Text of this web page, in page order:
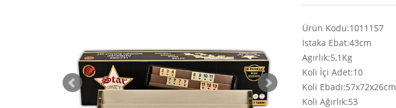
Ürün Kodu:1011157
Istaka Ebat:43cm
Agırlık:5,1Kg
Koli İçi Adet:10
Koli Ebadı:57x72x26cm
Koli Ağırlık:53